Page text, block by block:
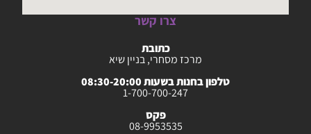
צרו קשר
כתובת
מרכז מסחרי, בניין שיא
טלפון בחנות בשעות 08:30-20:00
1-700-700-247
פקס
08-9953535